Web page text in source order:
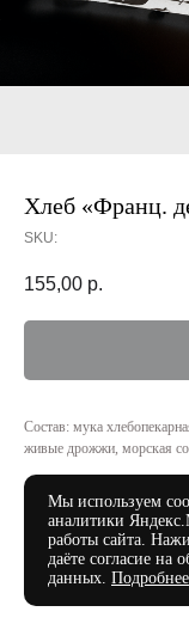
Мы используем
аналитики
работы сайта.
даёте согласие на
данных. Подробнее
Хлеб «Франц.
SKU:
155,00 р.
Состав: мука
живые дрожжи, морская
Вес: 330/660 г